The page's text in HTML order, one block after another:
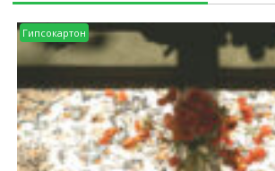
Гипсокартон